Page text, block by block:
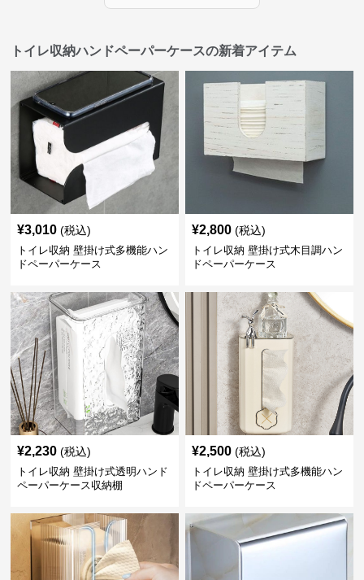
トイレ収納ハンドペーパーケースの新着アイテム
¥3,010 (税込)
トイレ収納 壁掛け式多機能ハン
ドペーパーケース
¥2,800 (税込)
トイレ収納 壁掛け式木目調ハン
ドペーパーケース
¥2,230 (税込)
トイレ収納 壁掛け式透明ハンド
ペーパーケース収納棚
¥2,500 (税込)
トイレ収納 壁掛け式多機能ハン
ドペーパーケース